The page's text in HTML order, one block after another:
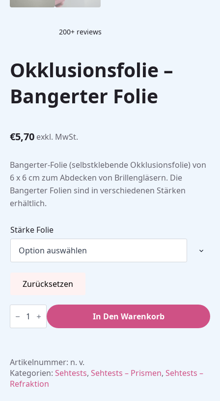
200+ reviews
Okklusionsfolie –
Bangerter Folie
€5,70 exkl. MwSt.
Bangerter-Folie (selbstklebende Okklusionsfolie) von
6 x 6 cm zum Abdecken von Brillengläsern. Die
Bangerter Folien sind in verschiedenen Stärken
erhältlich.
Stärke Folie
Zurücksetzen
Okklusionsfolie
Folie
In Den Warenkorb
Artikelnummer: n. v.
Kategorien: Sehtests, Sehtests – Prismen, Sehtests –
Refraktion